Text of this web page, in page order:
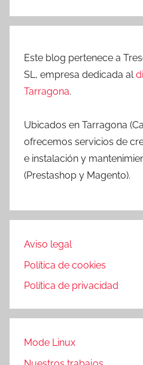
Este blog pertenece a
SL, empresa dedicada al
Tarragona.
Ubicados en Tarragona
ofrecemos servicios de
e instalación y
(Prestashop y Magento).
Aviso legal
Política de cookies
Política de privacidad
Mode Linux